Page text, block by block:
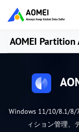
AOMEI Partition
Windows 11/10/8.1/8/
ィション管理、